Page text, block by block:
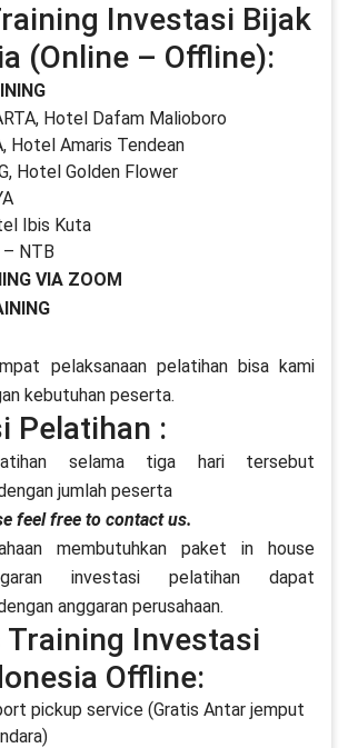
Investasi Bijak
(Online – Offline):
Hotel Dafam Malioboro
Hotel Amaris Tendean
Hotel Golden Flower
Ibis Kuta
– NTB
VIA ZOOM
pelaksanaan pelatihan bisa kami
kebutuhan peserta.
Pelatihan :
selama tiga hari tersebut
jumlah peserta
feel free to contact us.
membutuhkan paket in house
investasi pelatihan dapat
anggaran perusahaan.
Training Investasi
Offline:
pickup service (Gratis Antar jemput